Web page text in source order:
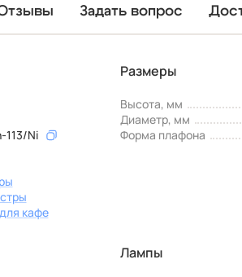
Задать вопрос
Ni
для кафе
Размеры
Высота, мм
Диаметр, мм
Форма плафона
Лампы